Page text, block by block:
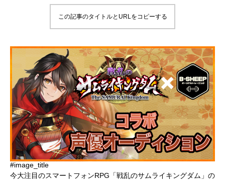
この記事のタイトルとURLをコピーする
#image_title
今大注目のスマートフォンRPG「戦乱のサムライキングダム」の